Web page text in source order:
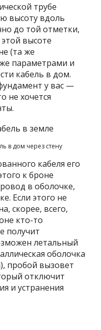
трубе
высоту вдоль
до той отметки,
высоте
(та же
параметрами и
кабель в дом.
у вас —
не хочется
в дом через стену
кабеля его
к броне
в оболочке,
Если этого не
скорее, всего,
кто-то
получит
летальный
оболочка
пробой вызовет
отключит
и устранения